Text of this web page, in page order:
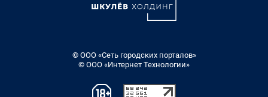
© ООО «Сеть городских порталов»
© ООО «Интернет Технологии»